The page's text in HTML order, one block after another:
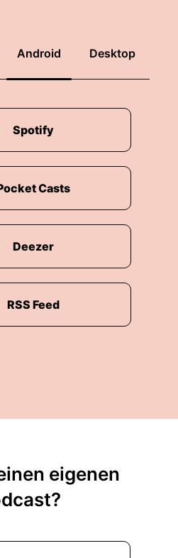
Android Desktop
Spotify
Casts
Deezer
RSS Feed
eigenen